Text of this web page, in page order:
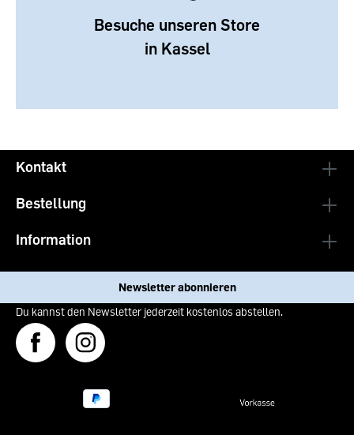
Besuche unseren Store
in Kassel
Kontakt
Bestellung
Information
Newsletter abonnieren
Du kannst den Newsletter jederzeit kostenlos abstellen.